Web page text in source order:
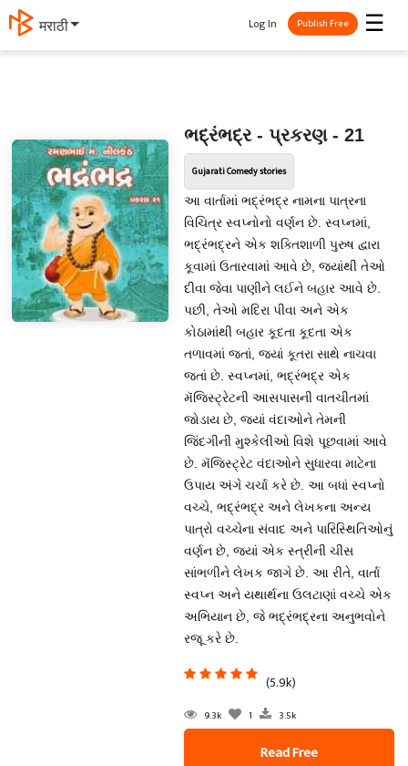
मराठी ☰
Log In Publish Free
ભદ્રંભદ્ર - પ્રકરણ - 21
Gujarati Comedy stories
આ વાર્તામાં ભદ્રંભદ્ર નામના પાત્રના
વિચિત્ર સ્વપ્નોનો વર્ણન છે. સ્વપ્નમાં,
ભદ્રંભદ્રને એક શક્તિશાળી પુરુષ દ્વારા
કૂવામાં ઉતારવામાં આવે છે, જ્યાંથી તેઓ
દીવા જેવા પાણીને લઈને બહાર આવે છે.
પછી, તેઓ મદિરા પીવા અને એક
કોઠામાંથી બહાર કૂદતા કૂદતા એક
તળાવમાં જતાં, જ્યાં કૂતરા સાથે નાચવા
જતાં છે. સ્વપ્નમાં, ભદ્રંભદ્ર એક
મૅજિસ્ટ્રેટની આસપાસની વાતચીતમાં
જોડાય છે, જ્યાં વંદાઓને તેમની
જિંદગીની મુશ્કેલીઓ વિશે પૂછવામાં આવે
છે. મૅજિસ્ટ્રેટ વંદાઓને સુધારવા માટેના
ઉપાય અંગે ચર્ચા કરે છે. આ બધાં સ્વપ્નો
વચ્ચે, ભદ્રંભદ્ર અને લેખકના અન્ય
પાત્રો વચ્ચેના સંવાદ અને પારિસ્થિતિઓનું
વર્ણન છે, જ્યાં એક સ્ત્રીની ચીસ
સાંભળીને લેખક જાગે છે. આ રીતે, વાર્તા
સ્વપ્ન અને યથાર્થના ઉલટાણાં વચ્ચે એક
અભિયાન છે, જે ભદ્રંભદ્રના અનુભવોને
રજૂ કરે છે.
(5.9k)
9.3k 1 3.5k
Read Free